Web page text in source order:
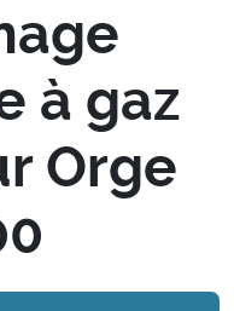
à gaz
Orge